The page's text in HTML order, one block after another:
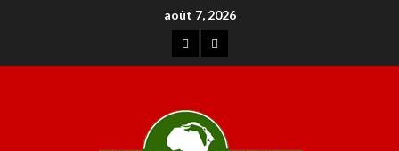
août 7, 2026